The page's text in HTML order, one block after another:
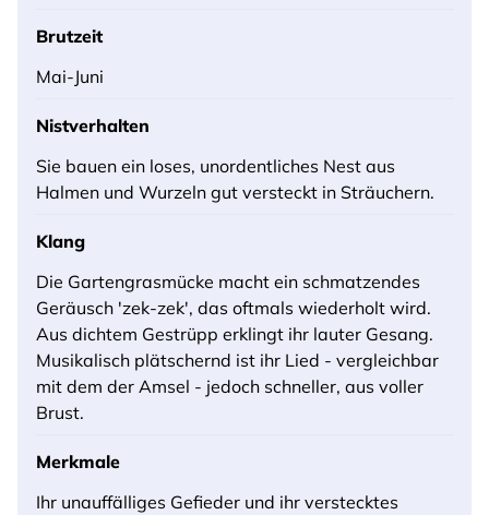
Brutzeit
Mai-Juni
Nistverhalten
Sie bauen ein loses, unordentliches Nest aus
Halmen und Wurzeln gut versteckt in Sträuchern.
Klang
Die Gartengrasmücke macht ein schmatzendes
Geräusch 'zek-zek', das oftmals wiederholt wird.
Aus dichtem Gestrüpp erklingt ihr lauter Gesang.
Musikalisch plätschernd ist ihr Lied - vergleichbar
mit dem der Amsel - jedoch schneller, aus voller
Brust.
Merkmale
Ihr unauffälliges Gefieder und ihr verstecktes